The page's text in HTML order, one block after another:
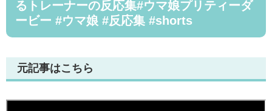
るトレーナーの反応集#ウマ娘プリティーダ
ービー #ウマ娘 #反応集 #shorts
元記事はこちら